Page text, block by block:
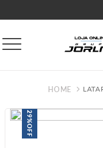
29%
OFF